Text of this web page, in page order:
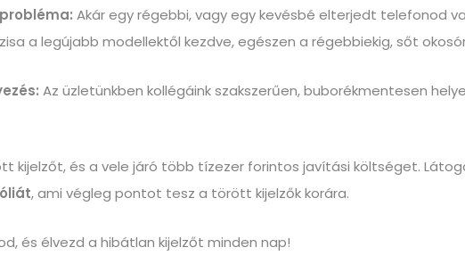
Akár egy régebbi, vagy egy kevésbé elterjedt telefonod
a legújabb modellektől kezdve, egészen a régebbiekig, sőt
Az üzletünkben kollégáink szakszerűen, buborékmentesen
kijelzőt, és a vele járó több tízezer forintos javítási költséget.
, ami végleg pontot tesz a törött kijelzők korára.
és élvezd a hibátlan kijelzőt minden nap!